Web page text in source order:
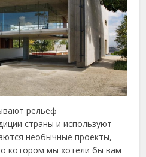
рельеф
страны и используют
необычные проекты,
котором мы хотели бы вам